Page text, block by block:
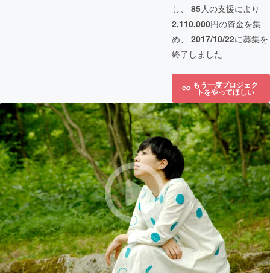
し、 85人の支援により
2,110,000円の資金を集
め、 2017/10/22に募集を
終了しました
もう一度プロジェク
トをやってほしい